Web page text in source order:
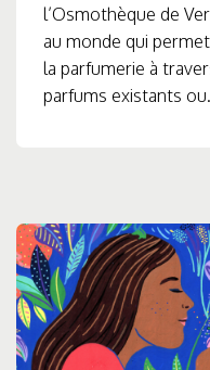
l’Osmothèque de
au monde qui
la parfumerie à
parfums existants